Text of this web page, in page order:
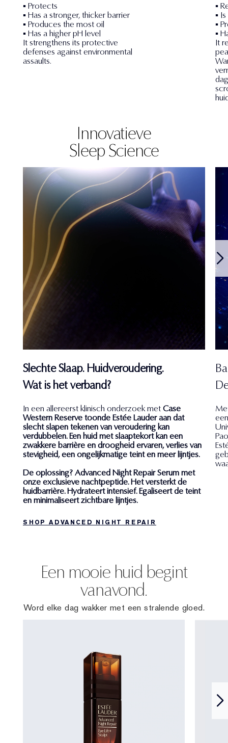
▪ Protects
▪ Has a stronger, thicker barrier
▪ Produces the most oil
▪ Has a higher pH level
It strengthens its protective
defenses against environmental
assaults.
▪
▪
▪
▪
It
Innovatieve
Sleep Science
Slechte Slaap. Huidveroudering.
Wat is het verband?
In een allereerst klinisch onderzoek met Case
Western Reserve toonde Estée Lauder aan dat
slecht slapen tekenen van veroudering kan
verdubbelen. Een huid met slaaptekort kan een
zwakkere barrière en droogheid ervaren, verlies van
stevigheid, een ongelijkmatige teint en meer lijntjes.
De oplossing? Advanced Night Repair Serum met
onze exclusieve nachtpeptide. Het versterkt de
huidbarrière. Hydrateert intensief. Egaliseert de teint
en minimaliseert zichtbare lijntjes.
SHOP ADVANCED NIGHT REPAIR
Een mooie huid begint
vanavond.
Word elke dag wakker met een stralende gloed.